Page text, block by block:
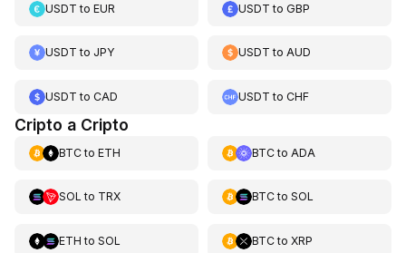
USDT to EUR USDT toGBP
USDT to JPY USDT toAUD
USDT to CAD USDT toCHF
Cripto a Cripto
BTCto ETH BTCto ADA
SOL to TRX BTCto SOL
ETH to SOL BTCto XRP